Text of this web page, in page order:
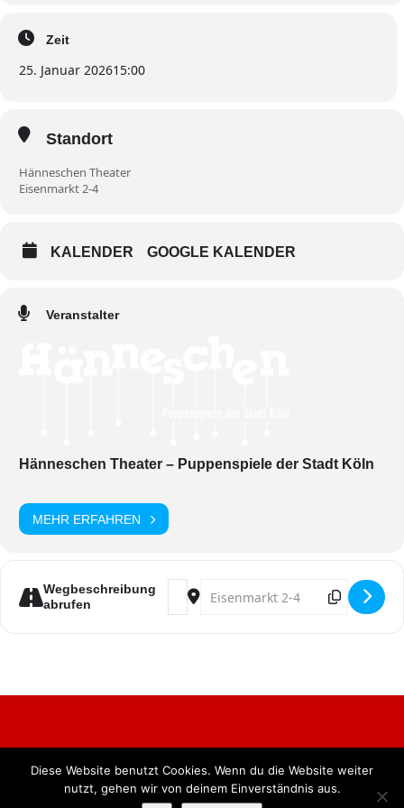
Zeit
25. Januar 202615:00
Standort
Hänneschen Theater
Eisenmarkt 2-4
KALENDER GOOGLE KALENDER
Veranstalter
Hänneschen Theater – Puppenspiele der Stadt Köln
MEHR ERFAHREN
Wegbeschreibung
abrufen
Address - Puppensitzung 2026
Destination Address -
Alle Rechte vorbehalten. BKB Verlag GmbH
Diese Website benutzt Cookies. Wenn du die Website weiter
nutzt, gehen wir von deinem Einverständnis aus.